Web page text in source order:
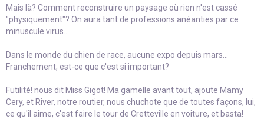
Mais là? Comment reconstruire un paysage où rien n'est cassé
"physiquement"? On aura tant de professions anéanties par ce
minuscule virus...
Dans le monde du chien de race, aucune expo depuis mars...
Franchement, est-ce que c'est si important?
Futilité! nous dit Miss Gigot! Ma gamelle avant tout, ajoute Mamy
Cery, et River, notre routier, nous chuchote que de toutes façons, lui,
ce qu'il aime, c'est faire le tour de Cretteville en voiture, et basta!